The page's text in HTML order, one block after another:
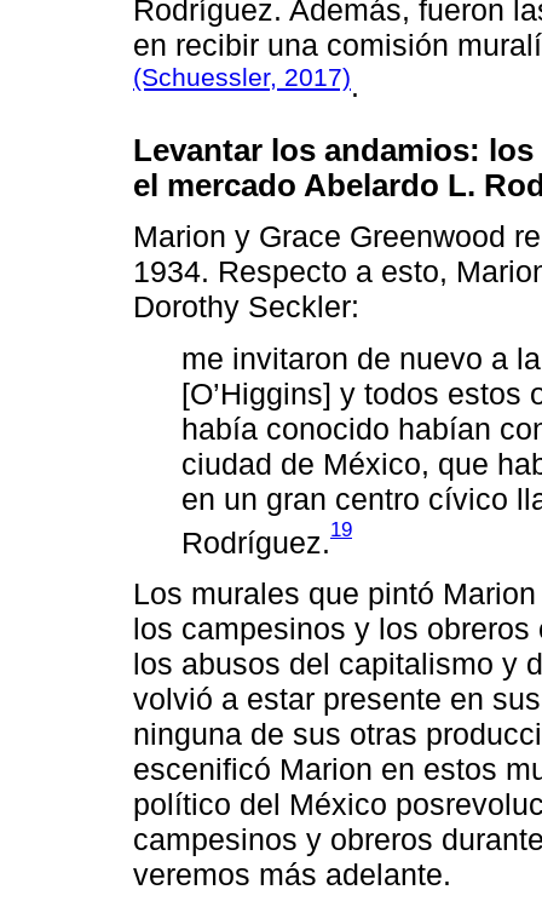
Rodríguez. Además, fueron
en recibir una comisión
(Schuessler, 2017).
Levantar los andamios:
el mercado Abelardo L.
Marion y Grace Greenwood
1934. Respecto a esto,
Dorothy Seckler:
me invitaron de nuevo a
[O’Higgins] y todos estos
había conocido habían
ciudad de México, que
en un gran centro cívico
Rodríguez.19
Los murales que pintó
los campesinos y los
los abusos del capitalismo y
volvió a estar presente en
ninguna de sus otras
escenificó Marion en estos
político del México
campesinos y obreros
veremos más adelante.